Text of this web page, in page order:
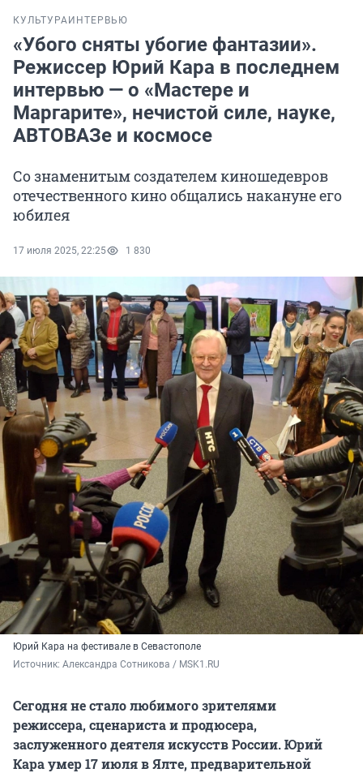
КУЛЬТУРА ИНТЕРВЬЮ
«Убого сняты убогие фантазии».
Режиссер Юрий Кара в последнем
интервью — о «Мастере и
Маргарите», нечистой силе, науке,
АВТОВАЗе и космосе
Со знаменитым создателем киношедевров
отечественного кино общались накануне его
юбилея
17 июля 2025, 22:25 1 830
Юрий Кара на фестивале в Севастополе
Источник: Александра Сотникова / MSK1.RU
Сегодня не стало любимого зрителями
режиссера, сценариста и продюсера,
заслуженного деятеля искусств России. Юрий
Кара умер 17 июля в Ялте, предварительной